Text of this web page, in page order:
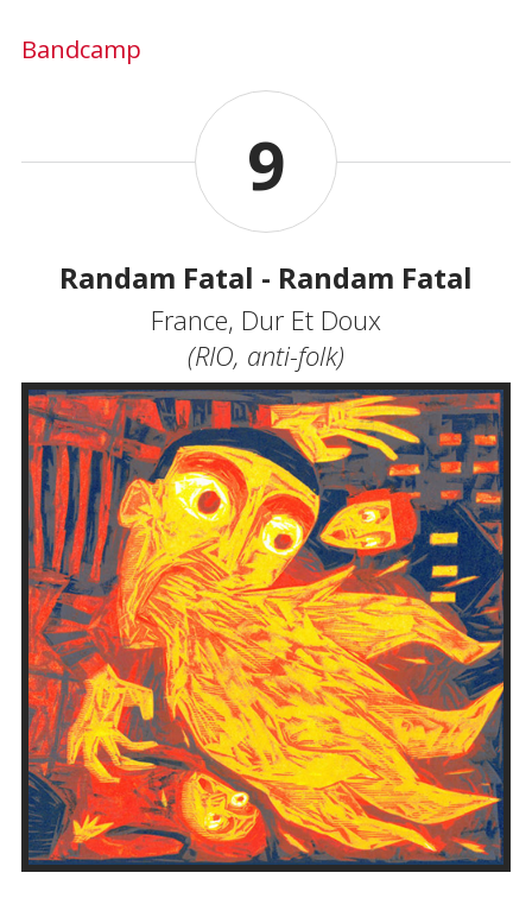
Bandcamp
9
Randam Fatal - Randam Fatal
France, Dur Et Doux
(RIO, anti-folk)